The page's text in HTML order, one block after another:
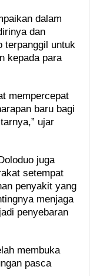
dalam
dan
terpanggil untuk
kepada para
mempercepat
baru bagi
ujar
juga
setempat
penyakit yang
menjaga
penyebaran
membuka
pasca